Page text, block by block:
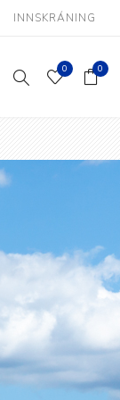
INNSKRÁNING
0 0